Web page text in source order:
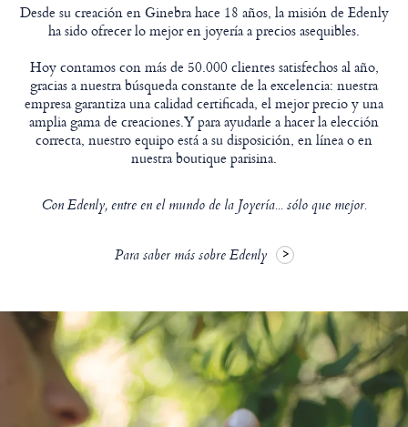
Desde su creación en Ginebra hace 18 años, la misión de Edenly
ha sido ofrecer lo mejor en joyería a precios asequibles.
Hoy contamos con más de 50.000 clientes satisfechos al año,
gracias a nuestra búsqueda constante de la excelencia: nuestra
empresa garantiza una calidad certificada, el mejor precio y una
amplia gama de creaciones.Y para ayudarle a hacer la elección
correcta, nuestro equipo está a su disposición, en línea o en
nuestra boutique parisina.
Con Edenly, entre en el mundo de la Joyería... sólo que mejor.
Para saber más sobre Edenly